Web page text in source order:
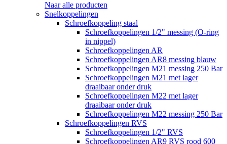
Naar alle producten
Snelkoppelingen
Schroefkoppeling staal
Schroefkoppelingen 1/2" messing (O-ring
in nippel)
Schroefkoppelingen AR
Schroefkoppelingen AR8 messing blauw
Schroefkoppelingen M21 messing 250 Bar
Schroefkoppelingen M21 met lager
draaibaar onder druk
Schroefkoppelingen M22 met lager
draaibaar onder druk
Schroefkoppelingen M22 messing 250 Bar
Schroefkoppelingen RVS
Schroefkoppelingen 1/2" RVS
Schroefkoppelingen AR9 RVS rood 600